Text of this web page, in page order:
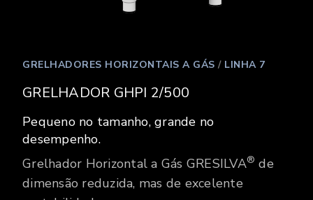
GRELHADORES HORIZONTAIS A GÁS / LINHA 7
GRELHADOR GHPI 2/500
Pequeno no tamanho, grande no
desempenho.
Grelhador Horizontal a Gás GRESILVA® de
dimensão reduzida, mas de excelente